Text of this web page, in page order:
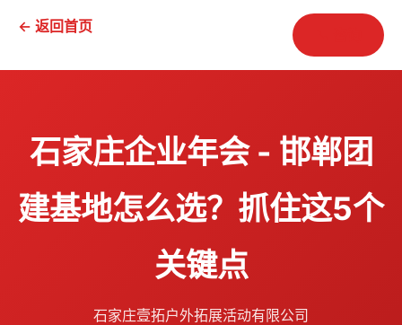
← 返回首页
石家庄企业年会 - 邯郸团
建基地怎么选？抓住这5个
关键点
石家庄壹拓户外拓展活动有限公司